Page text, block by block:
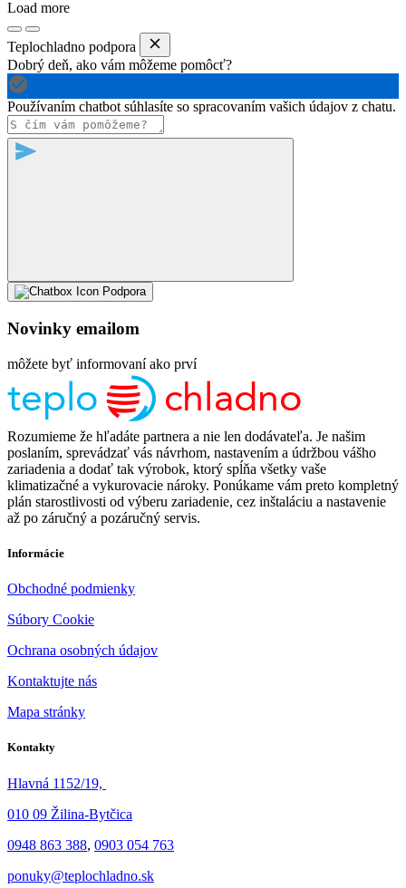
Load more
Teplochladno podpora
Dobrý deň, ako vám môžeme pomôcť?
Používaním chatbot súhlasíte so spracovaním vašich údajov z chatu.
Podpora
Novinky emailom
môžete byť informovaní ako prví
Rozumieme že hľadáte partnera a nie len dodávateľa. Je našim
poslaním, sprevádzať vás návrhom, nastavením a údržbou vášho
zariadenia a dodať tak výrobok, ktorý spĺňa všetky vaše
klimatizačné a vykurovacie nároky. Ponúkame vám preto kompletný
plán starostlivosti od výberu zariadenie, cez inštaláciu a nastavenie
až po záručný a pozáručný servis.
Informácie
Obchodné podmienky
Súbory Cookie
Ochrana osobných údajov
Kontaktujte nás
Mapa stránky
Kontakty
Hlavná 1152/19,
010 09 Žilina-Bytčica
0948 863 388, 0903 054 763
ponuky@teplochladno.sk